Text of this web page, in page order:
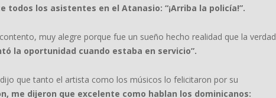
los asistentes en el Atanasio: “¡Arriba la policía!”.
muy alegre porque fue un sueño hecho realidad que la verdad
la oportunidad cuando estaba en servicio”.
que tanto el artista como los músicos lo felicitaron por su
me dijeron que excelente como hablan los dominicanos: